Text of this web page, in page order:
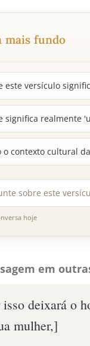
mais fundo
este versículo
significa realmente
o contexto cultural
hoje
em
isso deixará o
mulher,]